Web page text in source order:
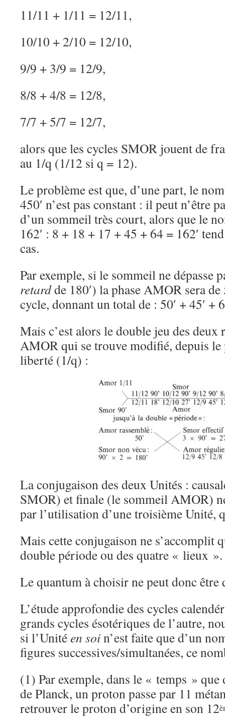
11/11 + 1/11 = 12/11,
10/10 + 2/10 = 12/10,
9/9 + 3/9 = 12/9,
8/8 + 4/8 = 12/8,
7/7 + 5/7 = 12/7,
alors que les cycles SMOR jouent de
au 1/q (1/12 si q = 12).
Le problème est que, d’une part, le
450′ n’est pas constant : il peut n’être
d’un sommeil très court, alors que le
162′ : 8 + 18 + 17 + 45 + 64 = 162′
cas.
Par exemple, si le sommeil ne dépasse
retardde 180′) la phase AMOR sera de
cycle, donnant un total de : 50′ + 45′ +
Mais c’est alors le double jeu des
AMOR qui se trouve modifié, depuis le
liberté (1/q) :
La conjugaison des deux Unités :
SMOR) et finale (le sommeil AMOR)
par l’utilisation d’une troisième Unité,
Mais cette conjugaison ne s’accomplit
double période ou des quatre « lieux ».
Le quantum à choisir ne peut donc être
L’étude approfondie des cycles
grands cycles ésotériques de l’autre,
si l’Unitéen soin’est faite que d’un
figures successives/simultanées, ce
(1) Par exemple, dans le « temps »
de Planck, un proton passe par 11
retrouver le proton d’origine en son 12